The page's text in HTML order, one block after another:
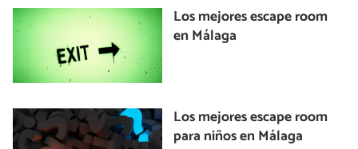
Los mejores escape room
en Málaga
Los mejores escape room
para niños en Málaga